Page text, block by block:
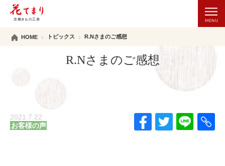
HOME トピックス R.Nさまのご感想
R.Nさまのご感想
2021.7.22
お客様の声